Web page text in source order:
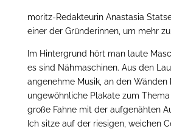
moritz-Redakteurin Anastasia
einer der Gründerinnen, um mehr
Im Hintergrund hört man laute
es sind Nähmaschinen. Aus den
angenehme Musik, an den Wänden
ungewöhnliche Plakate zum
große Fahne mit der aufgenähten
Ich sitze auf der riesigen, weichen